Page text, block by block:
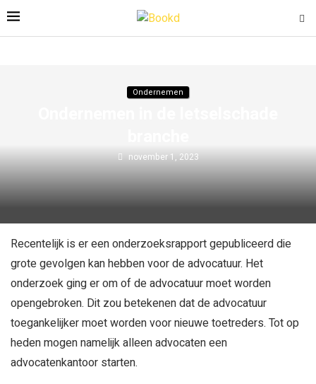
Ondernemen
november 1, 2023
Recentelijk is er een onderzoeksrapport gepubliceerd die
grote gevolgen kan hebben voor de advocatuur. Het
onderzoek ging er om of de advocatuur moet worden
opengebroken. Dit zou betekenen dat de advocatuur
toegankelijker moet worden voor nieuwe toetreders. Tot op
heden mogen namelijk alleen advocaten een
advocatenkantoor starten.